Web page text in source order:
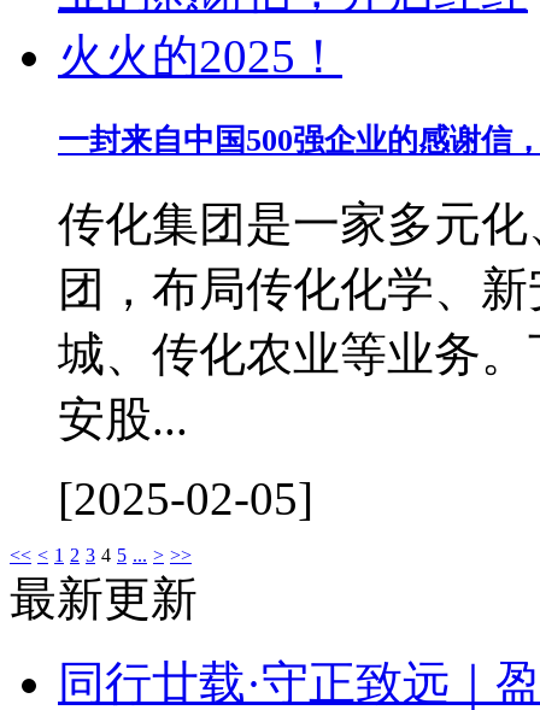
一封来自中国500强企业的感谢信
传化集团是一家多元
团，布局传化化学、
城、传化农业等业务
安股...
[2025-02-05]
<< < 1 2 3 4 5 ... > >>
最新更新
同行廿载·守正致远｜